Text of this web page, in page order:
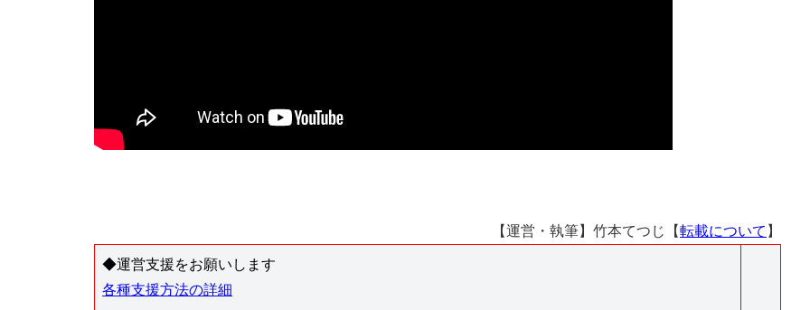
【運営・執筆】竹本てつじ【転載について 】
◆運営支援をお願いします
各種支援方法の詳細